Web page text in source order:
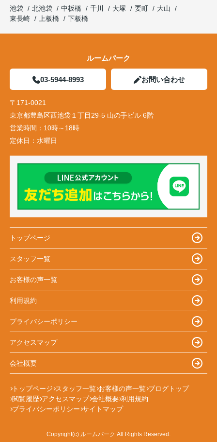
池袋
北池袋 中板橋 千川 大塚 要町
大山
東長崎
上板橋 下板橋
ルームパーク
03-5944-8993 お問い合わせ
〒171-0021
東京都豊島区西池袋１丁目29-5 山の手ビル 6階
営業時間： 10時～18時
定休日： 水曜日
トップページ
スタッフ一覧
お客様の声一覧
利用規約
プライバシーポリシー
アクセスマップ
会社概要
トップページ スタッフ一覧 お客様の声一覧 ブログトップ
閲覧履歴 アクセスマップ 会社概要 利用規約
プライバシーポリシー サイトマップ
Copyright(c) ルームパーク All Rights Reserved.